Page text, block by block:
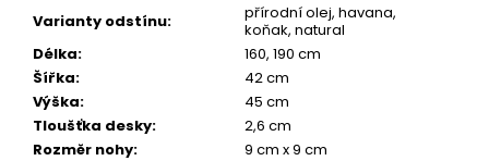
Varianty odstínu:
přírodní olej, havana,
koňak, natural
Délka:
160, 190 cm
Šířka:
42 cm
Výška:
45 cm
Tloušťka desky:
2,6 cm
Rozměr nohy:
9 cm x 9 cm